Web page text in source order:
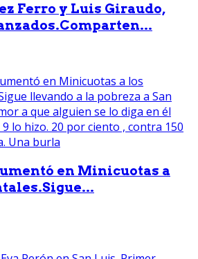
Ferro y Luis Giraudo,
en Minicuotas a